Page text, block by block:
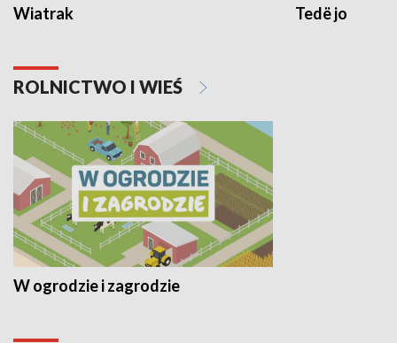
Wiatrak Tedë jo
ROLNICTWO I WIEŚ
W ogrodzie i zagrodzie